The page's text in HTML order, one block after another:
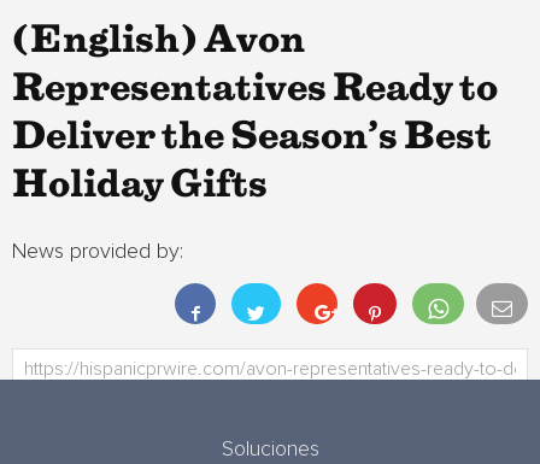
(English) Avon
Representatives Ready to
Deliver the Season’s Best
Holiday Gifts
News provided by:
Soluciones